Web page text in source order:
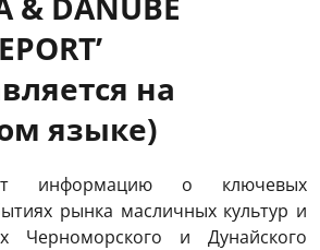
на
языке)
информацию о ключевых
рынка масличных культур и
Черноморского и Дунайского